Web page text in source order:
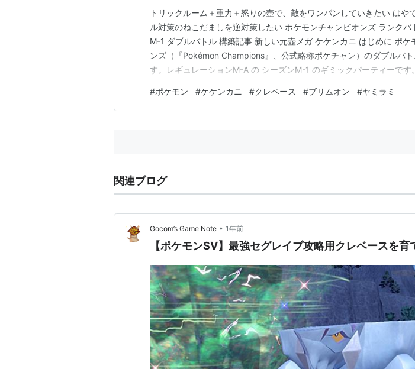
タマゴグループ
2.0m
505.0kg
進化の系譜
カチコール クレベース
トリックルーム＋重力＋怒りの壺で、敵をワンパンしていきたい はや
ル対策のねこだましを逆対策したい ポケモンチャンピオンズ ランクバ
M-1 ダブルバトル 構築記事 新しい元壺メガ ケケンカニ はじめに ポケ
ンズ（『Pokémon Champions』、公式略称ポケチャン）のダブルバ
す。レギュレーションM-A の シーズンM-1 のギミックパーティーです
ろしました。 はじめに 構築の概要 経緯 パーティー 「はやてがえし」
構…
#ポケモン #ケケンカニ #クレベース #ブリムオン #ヤミラミ
関連ブログ
Gocom’s Game Note • 1年前
【ポケモンSV】最強セグレイブ攻略用クレベースを育